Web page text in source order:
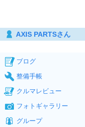
AXIS PARTSさん
ブログ
整備手帳
クルマレビュー
フォトギャラリー
グループ